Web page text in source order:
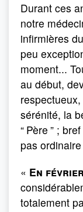
Durant ces
notre
infirmières
peu
moment...
au début,
sérénité, la
“ Père ” ;
pas
« En
totalement